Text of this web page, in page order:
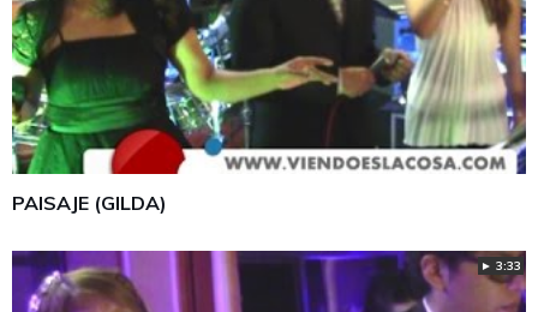
PAISAJE (GILDA)
► 3:33